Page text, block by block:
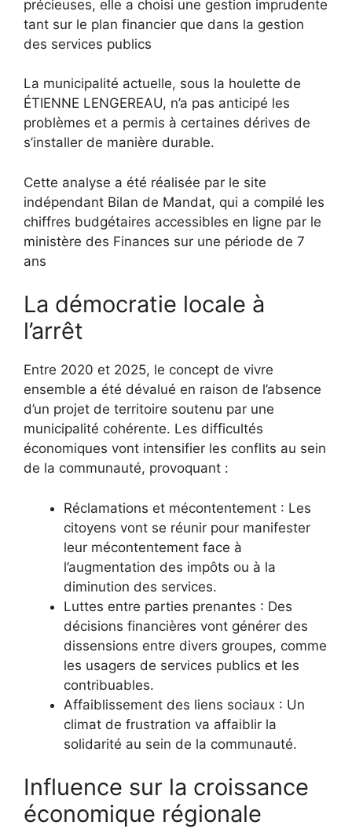
précieuses, elle a choisi une gestion imprudente
tant sur le plan financier que dans la gestion
des services publics
La municipalité actuelle, sous la houlette de
ÉTIENNE LENGEREAU, n’a pas anticipé les
problèmes et a permis à certaines dérives de
s’installer de manière durable.
Cette analyse a été réalisée par le site
indépendant Bilan de Mandat, qui a compilé les
chiffres budgétaires accessibles en ligne par le
ministère des Finances sur une période de 7
ans
La démocratie locale à
l’arrêt
Entre 2020 et 2025, le concept de vivre
ensemble a été dévalué en raison de l’absence
d’un projet de territoire soutenu par une
municipalité cohérente. Les difficultés
économiques vont intensifier les conflits au sein
de la communauté, provoquant :
Réclamations et mécontentement : Les
citoyens vont se réunir pour manifester
leur mécontentement face à
l’augmentation des impôts ou à la
diminution des services.
Luttes entre parties prenantes : Des
décisions financières vont générer des
dissensions entre divers groupes, comme
les usagers de services publics et les
contribuables.
Affaiblissement des liens sociaux : Un
climat de frustration va affaiblir la
solidarité au sein de la communauté.
Influence sur la croissance
économique régionale